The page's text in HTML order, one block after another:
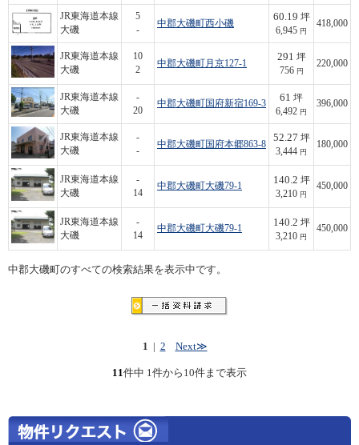
JR東海道本線
大磯
5
-
中郡大磯町西小磯
60.19 坪
6,945 円
418,000
JR東海道本線
大磯
10
2
中郡大磯町月京127-1
291 坪
756 円
220,000
JR東海道本線
大磯
-
20
中郡大磯町国府新宿169-3
61 坪
6,492 円
396,000
JR東海道本線
大磯
-
-
中郡大磯町国府本郷863-8
52.27 坪
3,444 円
180,000
JR東海道本線
大磯
-
14
中郡大磯町大磯79-1
140.2 坪
3,210 円
450,000
JR東海道本線
大磯
-
14
中郡大磯町大磯79-1
140.2 坪
3,210 円
450,000
中郡大磯町のすべての検索結果を表示中です。
1 2 Next≫
11件中 1件から10件まで表示